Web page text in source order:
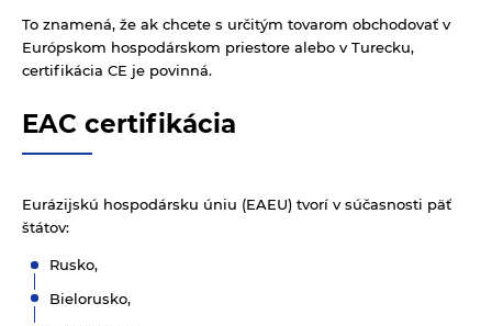
To znamená, že ak chcete s určitým tovarom obchodovať v
Európskom hospodárskom priestore alebo v Turecku,
certifikácia CE je povinná.
EAC certifikácia
Eurázijskú hospodársku úniu (EAEU) tvorí v súčasnosti päť
štátov:
Rusko,
Bielorusko,